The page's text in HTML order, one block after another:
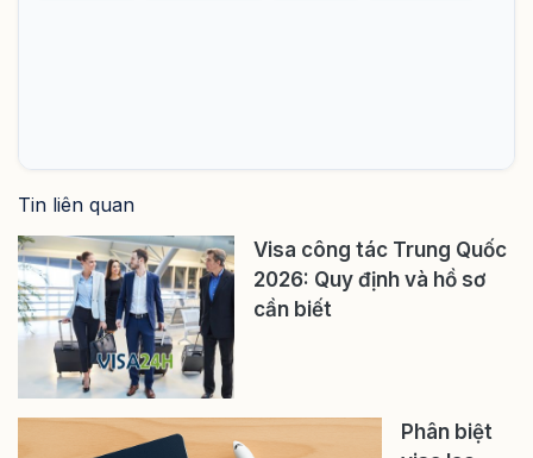
Tin liên quan
Visa công tác Trung Quốc
2026: Quy định và hồ sơ
cần biết
Phân biệt